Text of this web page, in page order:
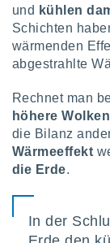
und kühlen
Schichten
wärmenden
abgestrahlte
Rechnet man
höhere
die Bilanz
Wärmeeffekt
die Erde.
In der